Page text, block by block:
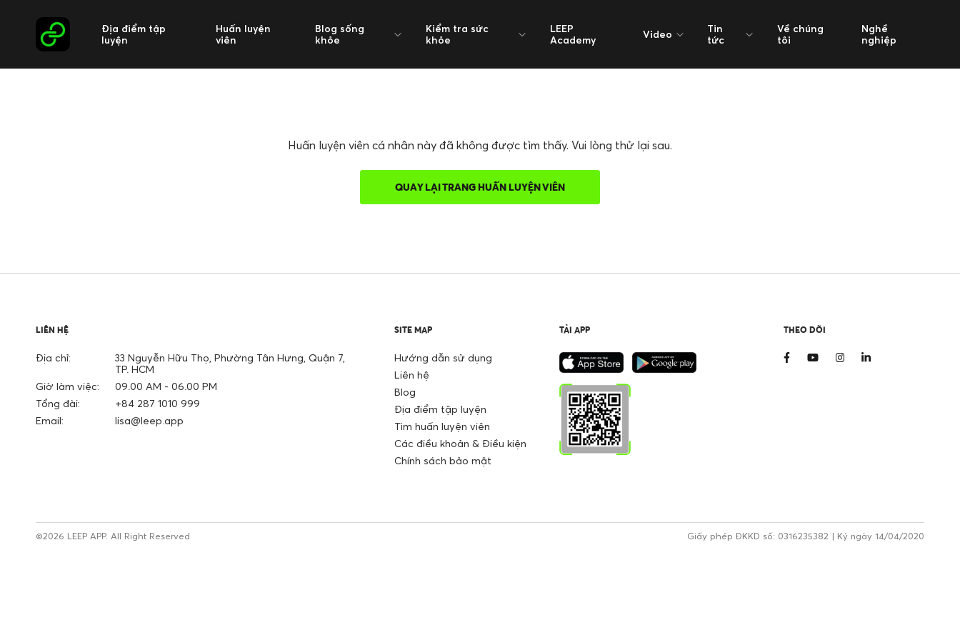
Địa điểm tập
luyện
Huấn luyện
viên
Blog sống
khỏe
Kiểm tra sức
khỏe
LEEP
Academy
Video
Tin
tức
Về chúng
tôi
Nghề
nghiệp
Huấn luyện viên cá nhân này đã không được tìm thấy. Vui lòng thử lại sau.
QUAY LẠI TRANG HUẤN LUYỆN VIÊN
LIÊN HỆ
Địa chỉ:
33 Nguyễn Hữu Thọ, Phường Tân Hưng, Quận 7,
TP. HCM
Giờ làm việc:
09.00 AM - 06.00 PM
Tổng đài:
+84 287 1010 999
Email:
lisa@leep.app
SITE MAP
Hướng dẫn sử dụng
Liên hệ
Blog
Địa điểm tập luyện
Tìm huấn luyện viên
Các điều khoản & Điều kiện
Chính sách bảo mật
TẢI APP THEO DÕI
©2026 LEEP APP. All Right Reserved Giấy phép ĐKKD số: 0316235382 | Ký ngày 14/04/2020